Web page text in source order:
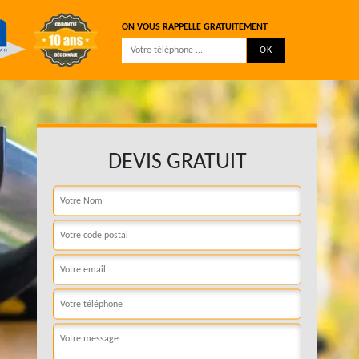
ON VOUS RAPPELLE GRATUITEMENT
DEVIS GRATUIT